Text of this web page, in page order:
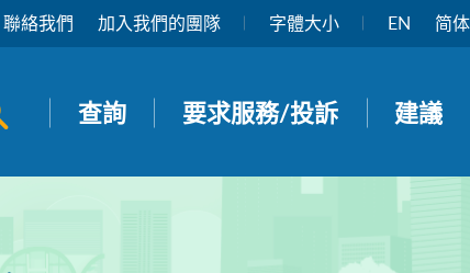
聯絡我們 加入我們的團隊 字體大小 EN 简体
搜尋面板
查詢 要求服務/投訴 建議